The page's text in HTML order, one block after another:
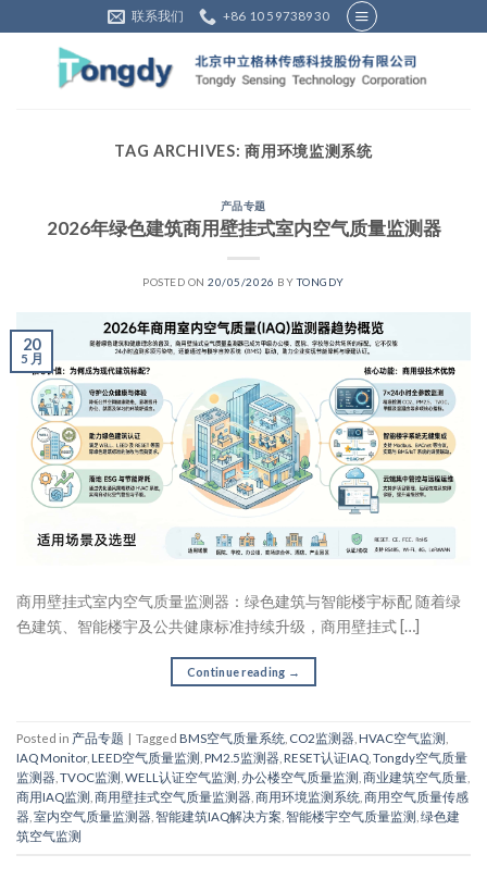
to
联系我们 +86 10 59738930
TAG ARCHIVES:商用环境监测系统
产品专题
2026年绿色建筑商用壁挂式室内空气质量监测器
POSTED ON20/05/2026 BYTONGDY
20
5 月
商用壁挂式室内空气质量监测器：绿色建筑与智能楼宇标配 随着绿
色建筑、智能楼宇及公共健康标准持续升级，商用壁挂式 […]
Continue reading →
Posted in 产品专题 | Tagged BMS空气质量系统 CO2监测器 HVAC空气监测
IAQ Monitor, LEED空气质量监测 PM2.5监测器 RESET认证IAQ Tongdy空气质量
监测器 TVOC监测 WELL认证空气监测 办公楼空气质量监测 商业建筑空气质量
商用IAQ监测 商用壁挂式空气质量监测器 商用环境监测系统 商用空气质量传感
器 室内空气质量监测器 智能建筑IAQ解决方案 智能楼宇空气质量监测 绿色建
筑空气监测